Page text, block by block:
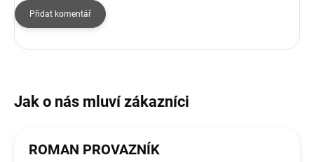
Přidat komentář
ROMAN PROVAZNÍK